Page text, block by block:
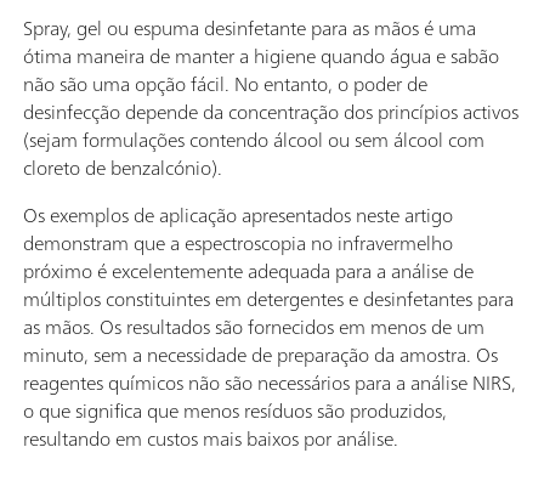
Spray, gel ou espuma desinfetante para as mãos é uma
ótima maneira de manter a higiene quando água e sabão
não são uma opção fácil. No entanto, o poder de
desinfecção depende da concentração dos princípios activos
(sejam formulações contendo álcool ou sem álcool com
cloreto de benzalcónio).
Os exemplos de aplicação apresentados neste artigo
demonstram que a espectroscopia no infravermelho
próximo é excelentemente adequada para a análise de
múltiplos constituintes em detergentes e desinfetantes para
as mãos. Os resultados são fornecidos em menos de um
minuto, sem a necessidade de preparação da amostra. Os
reagentes químicos não são necessários para a análise NIRS,
o que significa que menos resíduos são produzidos,
resultando em custos mais baixos por análise.